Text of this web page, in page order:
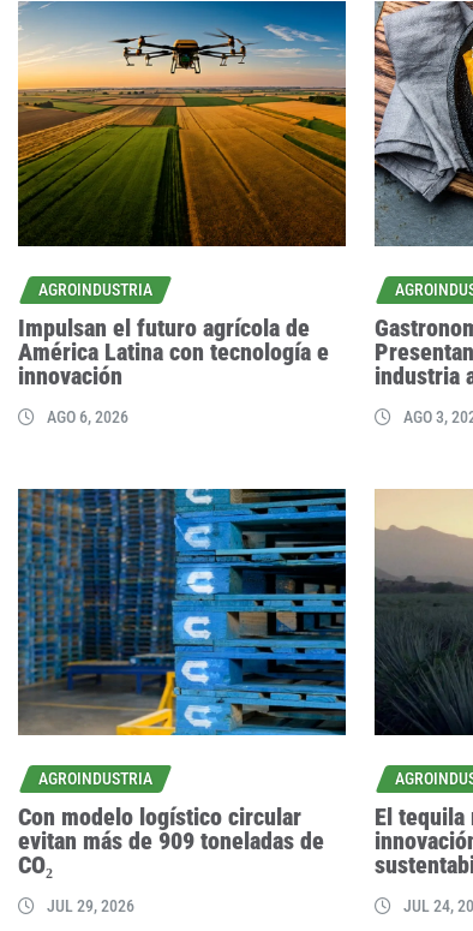
AGROINDUSTRIA
Impulsan el futuro agrícola de
América Latina con tecnología e
innovación
AGO 6, 2026
industria
AGO 3,
AGROINDUSTRIA
Con modelo logístico circular
evitan más de 909 toneladas de
CO₂
JUL 29, 2026
El tequila
JUL 24,